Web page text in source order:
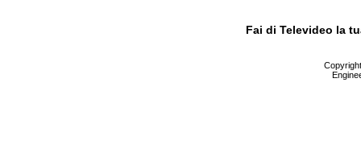
Fai di Televideo la